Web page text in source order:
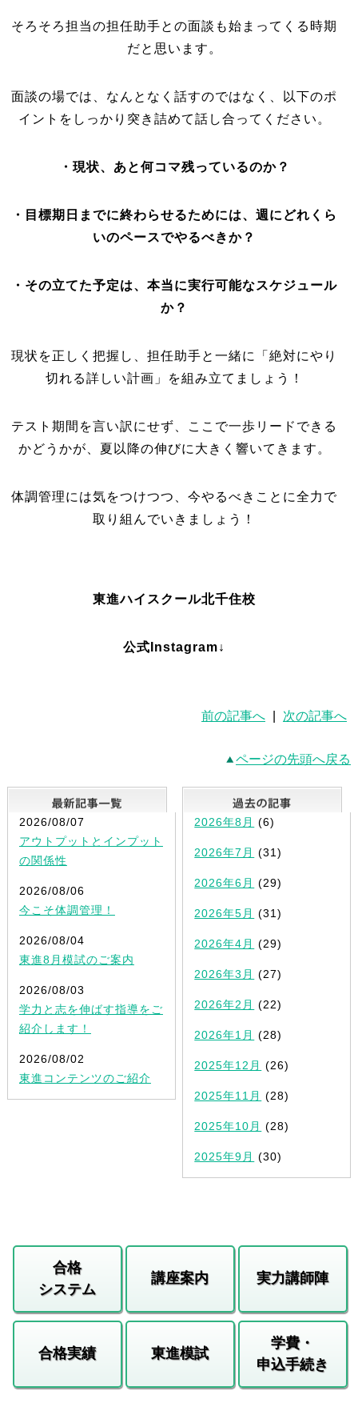
そろそろ担当の担任助手との面談も始まってくる時期
だと思います。
面談の場では、なんとなく話すのではなく、以下のポ
イントをしっかり突き詰めて話し合ってください。
・現状、あと何コマ残っているのか？
・目標期日までに終わらせるためには、週にどれくら
いのペースでやるべきか？
・その立てた予定は、本当に実行可能なスケジュール
か？
現状を正しく把握し、担任助手と一緒に「絶対にやり
切れる詳しい計画」を組み立てましょう！
テスト期間を言い訳にせず、ここで一歩リードできる
かどうかが、夏以降の伸びに大きく響いてきます。
体調管理には気をつけつつ、今やるべきことに全力で
取り組んでいきましょう！
東進ハイスクール北千住校
公式Instagram↓
前の記事へ 次の記事へ
ページの先頭へ戻る
最新記事一覧
2026/08/07
アウトプットとインプット
の関係性
2026/08/06
今こそ体調管理！
2026/08/04
東進8月模試のご案内
2026/08/03
学力と志を伸ばす指導をご
紹介します！
2026/08/02
東進コンテンツのご紹介
2026年8月 (6)
2026年7月 (31)
2026年6月 (29)
2026年5月 (31)
2026年4月 (29)
2026年3月 (27)
2026年2月 (22)
2026年1月 (28)
2025年12月 (26)
2025年11月 (28)
2025年10月 (28)
2025年9月 (30)
合格
システム
講座案内 実力講師陣
合格実績 東進模試
学費・
申込手続き